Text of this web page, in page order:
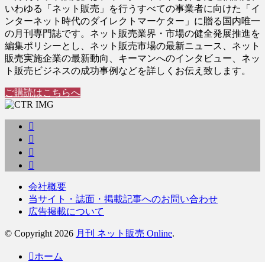
いわゆる「ネット販売」を行うすべての事業者に向けた「イ
ンターネット時代のダイレクトマーケター」に贈る国内唯一
の月刊専門誌です。ネット販売業界・市場の健全発展推進を
編集ポリシーとし、ネット販売市場の最新ニュース、ネット
販売実施企業の最新動向、キーマンへのインタビュー、ネッ
ト販売ビジネスの成功事例などを詳しくお伝え致します。
ご購読はこちらへ
会社概要
当サイト・誌面・掲載記事へのお問い合わせ
広告掲載について
© Copyright 2026 月刊 ネット販売 Online.
ホーム